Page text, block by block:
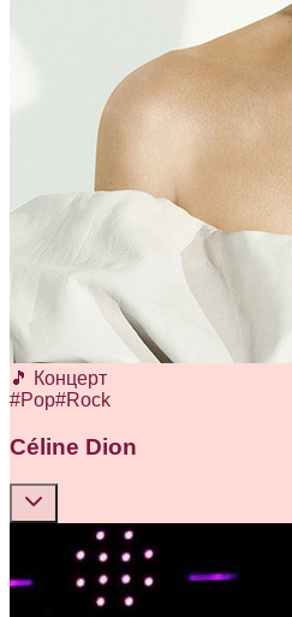
🎵 Концерт
#Pop#Rock
Céline Dion